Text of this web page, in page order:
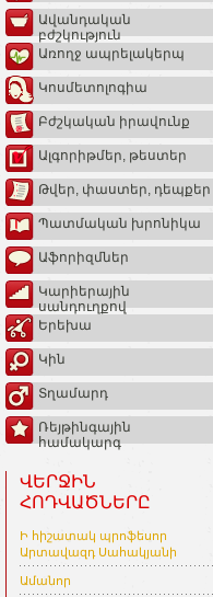
Ավանդական
բժշկություն
Առողջ ապրելակերպ
Կոսմետոլոգիա
Բժշկական իրավունք
Ալգորիթմեր, թեստեր
Թվեր, փաստեր, դեպքեր
Պատմական խրոնիկա
Աֆորիզմներ
Կարիերային
սանդուղքով
Երեխա
Կին
Տղամարդ
Ռեյթինգային
համակարգ
ՎԵՐՋԻՆ
ՀՈԴՎԱԾՆԵՐԸ
Ի հիշատակ պրոֆեսոր
Արտավազդ Սահակյանի
Ամանոր